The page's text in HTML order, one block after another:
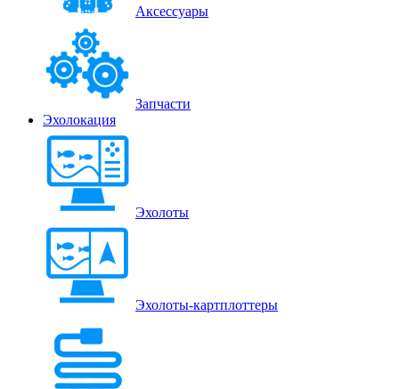
Аксессуары
Запчасти
Эхолокация
Эхолоты
Эхолоты-картплоттеры